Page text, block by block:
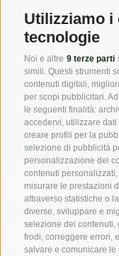
Utilizziamo i
tecnologie
Noi e altre 9 terze parti
simili. Questi strumenti
contenuti digitali,
per scopi pubblicitari.
le seguenti finalità:
accedervi, utilizzare
creare profili per la
selezione di pubblicità
personalizzazione dei
contenuti
misurare le prestazioni
attraverso statistiche o
diverse, sviluppare e
selezione dei contenuti,
frodi, correggere errori,
salvare e comunicare
Partner
Chi siamo
VPS -
L'appartenenza
Seguici su
soci e tutti i
Immagini
punto